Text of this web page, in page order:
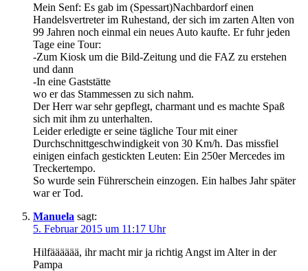
Mein Senf: Es gab im (Spessart)Nachbardorf einen
Handelsvertreter im Ruhestand, der sich im zarten Alten von
99 Jahren noch einmal ein neues Auto kaufte. Er fuhr jeden
Tage eine Tour:
-Zum Kiosk um die Bild-Zeitung und die FAZ zu erstehen
und dann
-In eine Gaststätte
wo er das Stammessen zu sich nahm.
Der Herr war sehr gepflegt, charmant und es machte Spaß
sich mit ihm zu unterhalten.
Leider erledigte er seine tägliche Tour mit einer
Durchschnittgeschwindigkeit von 30 Km/h. Das missfiel
einigen einfach gestickten Leuten: Ein 250er Mercedes im
Treckertempo.
So wurde sein Führerschein einzogen. Ein halbes Jahr später
war er Tod.
Manuela sagt:
5. Februar 2015 um 11:17 Uhr
Hilfääääää, ihr macht mir ja richtig Angst im Alter in der
Pampa